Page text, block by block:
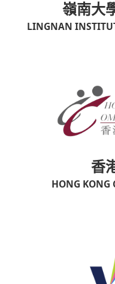
嶺南大
LINGNAN
香
HONG KONG